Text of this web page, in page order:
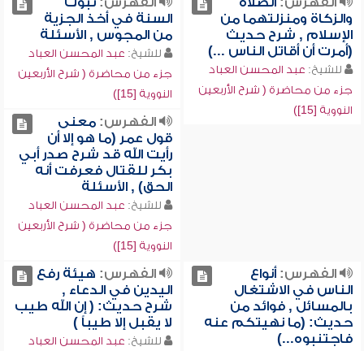
والزكاة ومنزلتهما من
الإسلام , شرح حديث
(أمرت أن أقاتل الناس ...)
للشيخ: عبد المحسن العباد
جزء من محاضرة ( شرح الأربعين
النووية [15])
السنة في أخذ الجزية
من المجوس , الأسئلة
للشيخ: عبد المحسن العباد
جزء من محاضرة ( شرح الأربعين
النووية [15])
الفهرس:معنى
قول عمر (ما هو إلا أن
رأيت الله قد شرح صدر أبي
بكر للقتال فعرفت أنه
الحق) , الأسئلة
للشيخ: عبد المحسن العباد
جزء من محاضرة ( شرح الأربعين
النووية [15])
الفهرس:أنواع
الناس في الاشتغال
بالمسائل , فوائد من
حديث: (ما نهيتكم عنه
فاجتنبوه...)
الفهرس: هيئة رفع
اليدين في الدعاء ,
شرح حديث: ( إن الله طيب
لا يقبل إلا طيباً )
للشيخ: عبد المحسن العباد